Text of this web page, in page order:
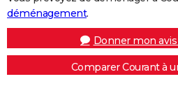
déménagement.
Donner mon
Comparer Courant à